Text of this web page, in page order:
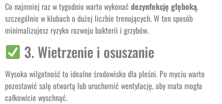
Co najmniej raz w tygodniu warto wykonać dezynfekcję głęboką,
szczególnie w klubach o dużej liczbie trenujących. W ten sposób
minimalizujesz ryzyko rozwoju bakterii i grzybów.
3. Wietrzenie i osuszanie
Wysoka wilgotność to idealne środowisko dla pleśni. Po myciu warto
pozostawić salę otwartą lub uruchomić wentylację, aby mata mogła
całkowicie wyschnąć.